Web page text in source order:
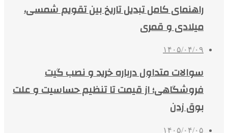
راهنمای کامل تبدیل تاریخ بین تقویم شمسی،
میلادی و قمری
۱۴۰۵/۰۴/۰۹
سوالات متداول درباره خرید و نصب گیت
فروشگاهی؛ از قیمت تا تنظیم حساسیت و علت
بوق زدن
۱۴۰۵/۰۴/۰۵